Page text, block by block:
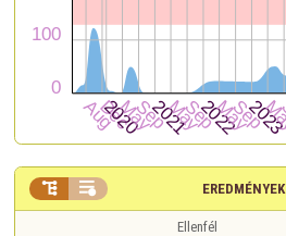
EREDMÉNYEK
 
Ellenfél